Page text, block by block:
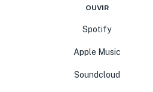
OUVIR
Spotify
Apple Music
Soundcloud